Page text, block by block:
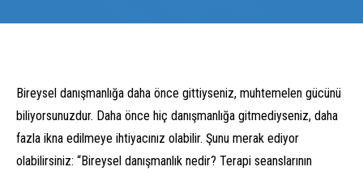
Bireysel danışmanlığa daha önce gittiyseniz, muhtemelen gücünü
biliyorsunuzdur. Daha önce hiç danışmanlığa gitmediyseniz, daha
fazla ikna edilmeye ihtiyacınız olabilir. Şunu merak ediyor
olabilirsiniz: “Bireysel danışmanlık nedir? Terapi seanslarının